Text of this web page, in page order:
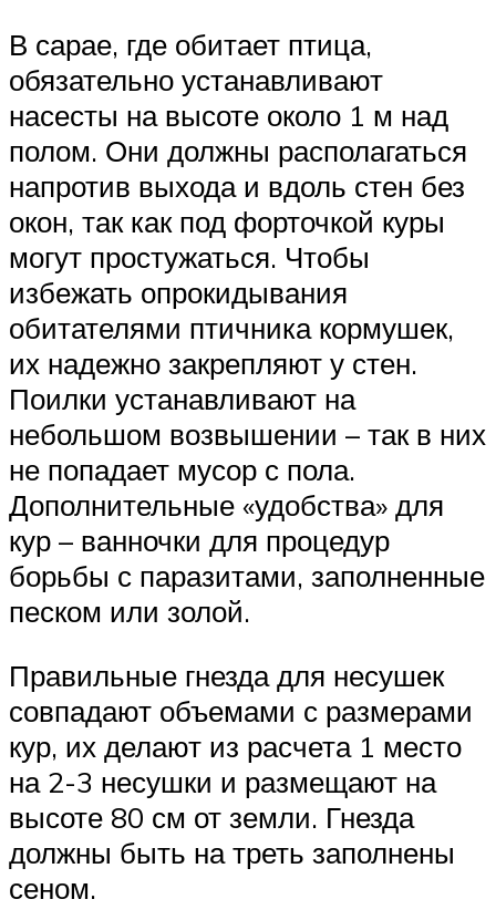
В сарае, где обитает птица,
обязательно устанавливают
насесты на высоте около 1 м над
полом. Они должны располагаться
напротив выхода и вдоль стен без
окон, так как под форточкой куры
могут простужаться. Чтобы
избежать опрокидывания
обитателями птичника кормушек,
их надежно закрепляют у стен.
Поилки устанавливают на
небольшом возвышении – так в них
не попадает мусор с пола.
Дополнительные «удобства» для
кур – ванночки для процедур
борьбы с паразитами, заполненные
песком или золой.
Правильные гнезда для несушек
совпадают объемами с размерами
кур, их делают из расчета 1 место
на 2-3 несушки и размещают на
высоте 80 см от земли. Гнезда
должны быть на треть заполнены
сеном.